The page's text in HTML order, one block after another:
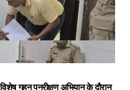
गहन पुनरीक्षण अभियान के दौरान